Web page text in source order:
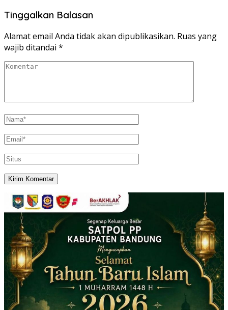
Tinggalkan Balasan
Alamat email Anda tidak akan dipublikasikan. Ruas yang
wajib ditandai *